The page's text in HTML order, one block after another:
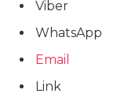
Viber
WhatsApp
Email
Link